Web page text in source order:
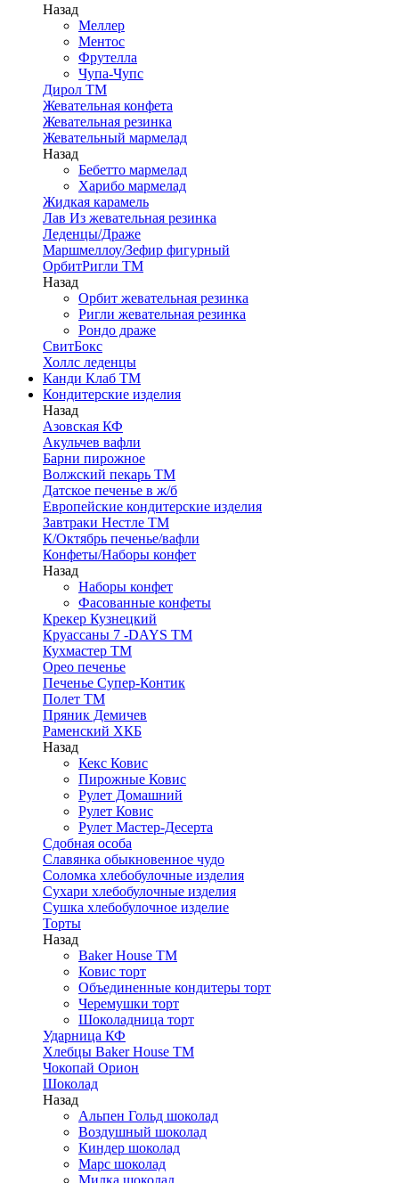
Назад
Меллер
Ментос
Фрутелла
Чупа-Чупс
Дирол ТМ
Жевательная конфета
Жевательная резинка
Жевательный мармелад
Назад
Бебетто мармелад
Харибо мармелад
Жидкая карамель
Лав Из жевательная резинка
Леденцы/Драже
Маршмеллоу/Зефир фигурный
ОрбитРигли ТМ
Назад
Орбит жевательная резинка
Ригли жевательная резинка
Рондо драже
СвитБокс
Холлс леденцы
Канди Клаб ТМ
Кондитерские изделия
Назад
Азовская КФ
Акульчев вафли
Барни пирожное
Волжский пекарь ТМ
Датское печенье в ж/б
Европейские кондитерские изделия
Завтраки Нестле ТМ
К/Октябрь печенье/вафли
Конфеты/Наборы конфет
Назад
Наборы конфет
Фасованные конфеты
Крекер Кузнецкий
Круассаны 7 -DAYS ТМ
Кухмастер ТМ
Орео печенье
Печенье Супер-Контик
Полет ТМ
Пряник Демичев
Раменский ХКБ
Назад
Кекс Ковис
Пирожные Ковис
Рулет Домашний
Рулет Ковис
Рулет Мастер-Десерта
Сдобная особа
Славянка обыкновенное чудо
Соломка хлебобулочные изделия
Сухари хлебобулочные изделия
Сушка хлебобулочное изделие
Торты
Назад
Baker House ТМ
Ковис торт
Объединенные кондитеры торт
Черемушки торт
Шоколадница торт
Ударница КФ
Хлебцы Baker House ТМ
Чокопай Орион
Шоколад
Назад
Альпен Гольд шоколад
Воздушный шоколад
Киндер шоколад
Марс шоколад
Милка шоколад